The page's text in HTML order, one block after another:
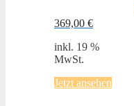
369,00 €
inkl. 19 %
MwSt.
Jetzt ansehen